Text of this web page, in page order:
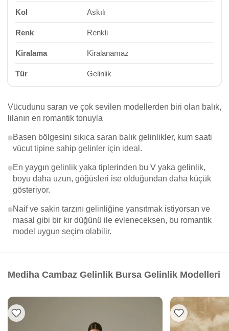
Kol Askılı
Renk Renkli
Kiralama Kiralanamaz
Tür Gelinlik
Vücudunu saran ve çok sevilen modellerden biri olan balık,
lilanın en romantik tonuyla
Basen bölgesini sıkıca saran balık gelinlikler, kum saati
vücut tipine sahip gelinler için ideal.
En yaygın gelinlik yaka tiplerinden bu V yaka gelinlik,
boyu daha uzun, göğüsleri ise olduğundan daha küçük
gösteriyor.
Naif ve sakin tarzını gelinliğine yansıtmak istiyorsan ve
masal gibi bir kır düğünü ile evleneceksen, bu romantik
model uygun seçim olabilir.
Mediha Cambaz Gelinlik Bursa Gelinlik Modelleri